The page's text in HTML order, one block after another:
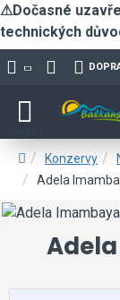
⚠Dočasné
technických
Konzervy
Adela